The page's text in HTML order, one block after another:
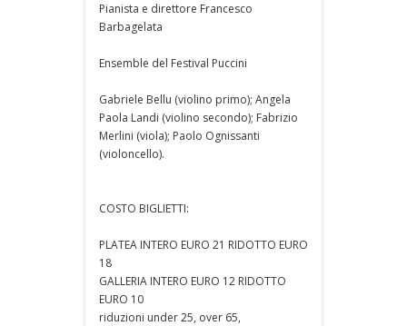
Pianista e direttore Francesco
Barbagelata
Ensemble del Festival Puccini
Gabriele Bellu (violino primo); Angela
Paola Landi (violino secondo); Fabrizio
Merlini (viola); Paolo Ognissanti
(violoncello).
COSTO BIGLIETTI:
PLATEA INTERO EURO 21 RIDOTTO EURO
18
GALLERIA INTERO EURO 12 RIDOTTO
EURO 10
riduzioni under 25, over 65,